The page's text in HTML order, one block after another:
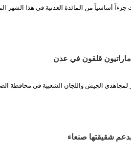
أساسياً من المائدة العدنية في هذا الشهر
قلقون في عدن
لمجاهدي الجيش واللجان الشعبية في محافظة
شقيقتها صنعاء